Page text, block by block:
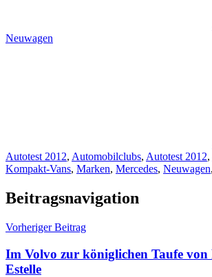
Neuwagen
Autotest 2012, Automobilclubs, Autotest 2012,
Kompakt-Vans, Marken, Mercedes, Neuwagen,
Beitragsnavigation
Vorheriger Beitrag
Im Volvo zur königlichen Taufe von
Estelle